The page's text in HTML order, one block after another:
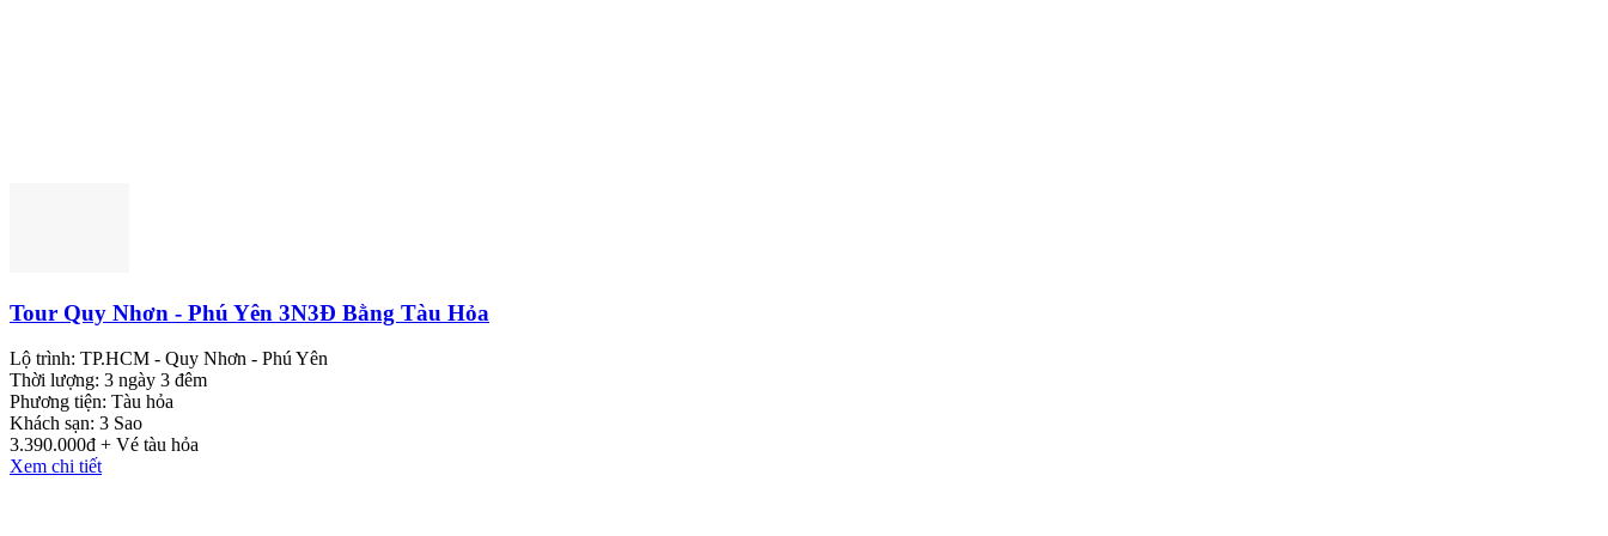
Tour Quy Nhơn - Phú Yên 3N3Đ Bằng Tàu Hỏa
Lộ trình: TP.HCM - Quy Nhơn - Phú Yên
Thời lượng: 3 ngày 3 đêm
Phương tiện: Tàu hỏa
Khách sạn: 3 Sao
3.390.000đ + Vé tàu hỏa
Xem chi tiết